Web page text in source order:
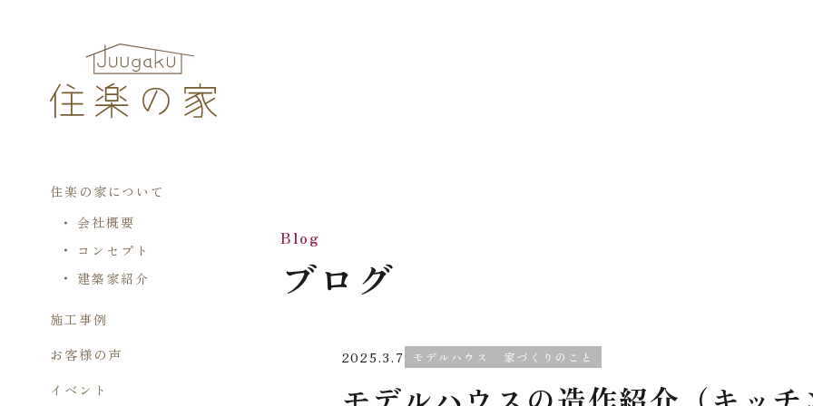
住楽の家について
会社概要
コンセプト
建築家紹介
施工事例
お客様の声
イベント
ブログ
Blog
2025.3.7 モデルハウス 家づくりのこと